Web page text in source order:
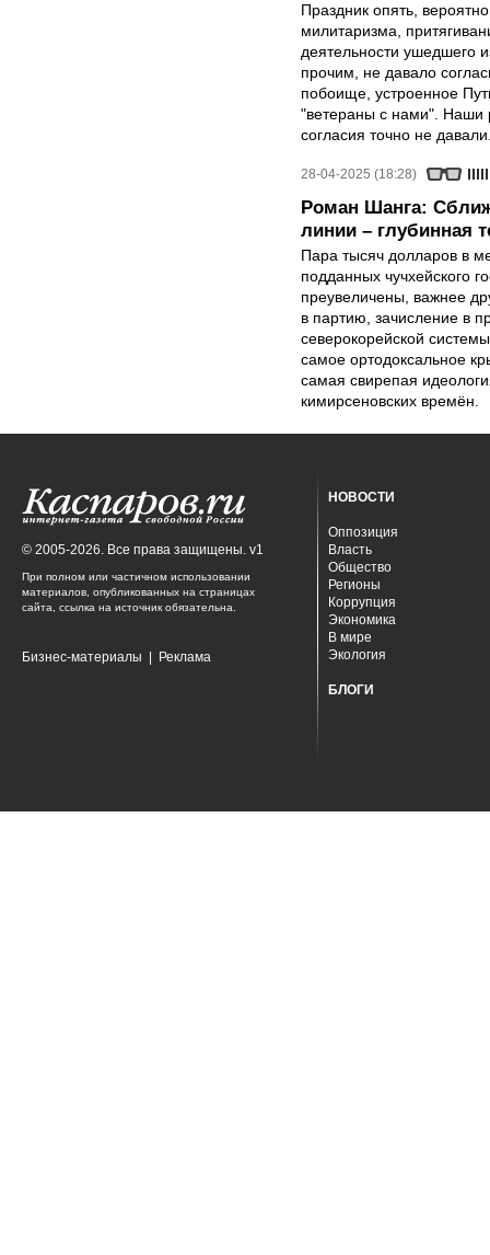
Праздник опять,
милитаризма,
деятельности ушедшего
прочим, не давало
побоище, устроенное
"ветераны с нами". Наши
согласия точно не
28-04-2025 (18:28)
Роман Шанга:
линии – глубинная
Пара тысяч долларов в
подданных чучхейского
преувеличены, важнее
в партию, зачисление в
северокорейской
самое ортодоксальное
самая свирепая
кимирсеновских времён.
© 2005-2026. Все права защищены. v1
При полном или частичном использовании
материалов, опубликованных на страницах
сайта, ссылка на источник обязательна.
Бизнес-материалы Реклама
НОВОСТИ
Оппозиция
Власть
Общество
Регионы
Коррупция
Экономика
В мире
Экология
БЛОГИ